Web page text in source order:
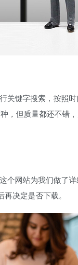
关键字搜索，按照
，但质量都还不错
个网站为我们做了
决定是否下载。